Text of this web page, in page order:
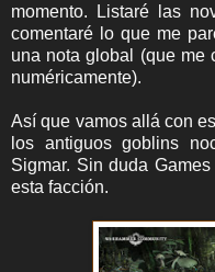
momento. Listaré las
comentaré lo que me
una nota global (que me
numéricamente).
Así que vamos allá con
los antiguos goblins
Sigmar. Sin duda
esta facción.